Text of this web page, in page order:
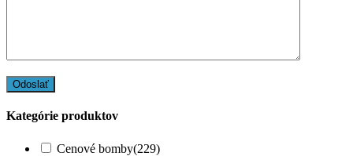
Kategórie produktov
Cenové bomby(229)